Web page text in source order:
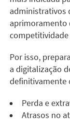
administrativos
aprimoramento
Por isso,
a digitalização
definitivamente
Perda e
Atrasos no